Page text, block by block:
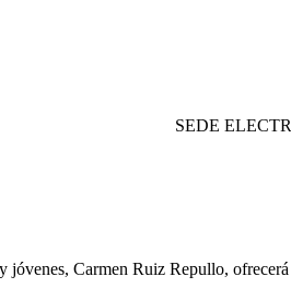
SEDE
Carmen Ruiz Repullo,